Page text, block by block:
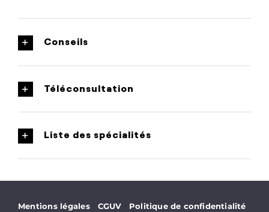
Conseils
Téléconsultation
Liste des spécialités
Mentions légales CGUV Politique de confidentialité